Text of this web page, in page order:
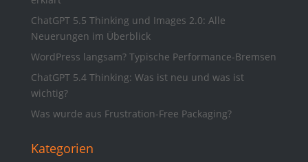
ChatGPT 5.5 Thinking und Images 2.0: Alle
Neuerungen im Überblick
WordPress langsam? Typische Performance-Bremsen
ChatGPT 5.4 Thinking: Was ist neu und was ist
wichtig?
Was wurde aus Frustration-Free Packaging?
Kategorien